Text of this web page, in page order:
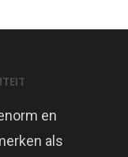
en
als